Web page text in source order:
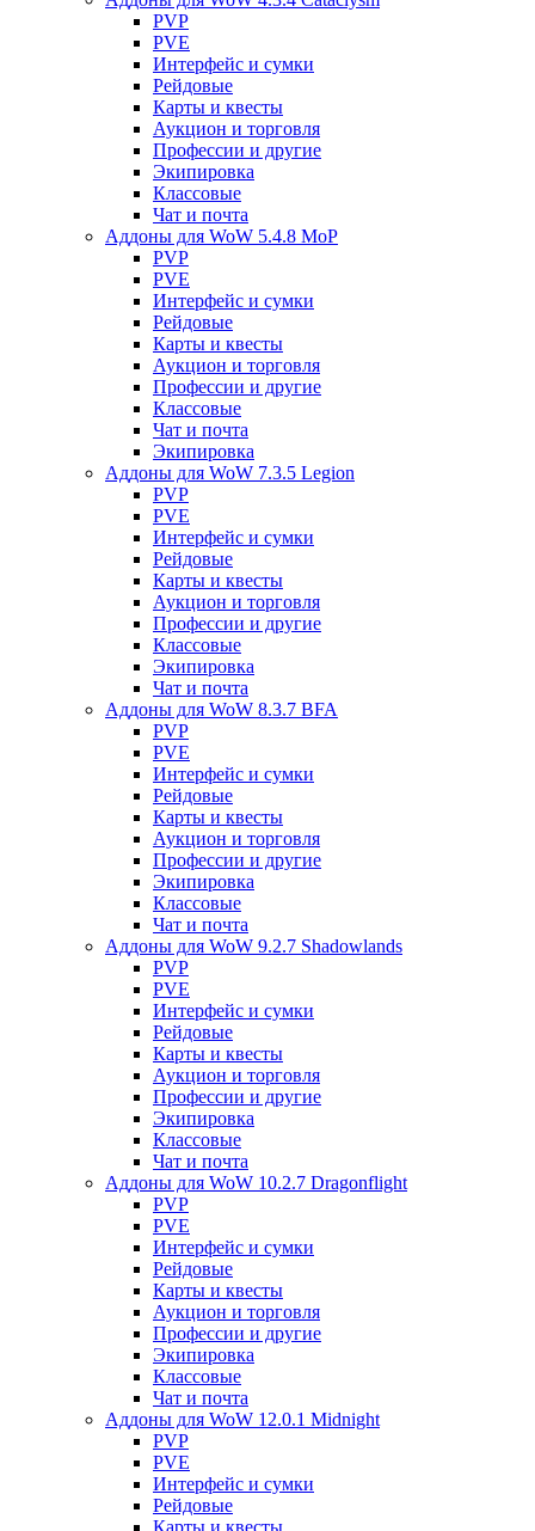
PVP
PVE
Интерфейс и сумки
Рейдовые
Карты и квесты
Аукцион и торговля
Профессии и другие
Экипировка
Классовые
Чат и почта
Аддоны для WoW 5.4.8 MoP
PVP
PVE
Интерфейс и сумки
Рейдовые
Карты и квесты
Аукцион и торговля
Профессии и другие
Классовые
Чат и почта
Экипировка
Аддоны для WoW 7.3.5 Legion
PVP
PVE
Интерфейс и сумки
Рейдовые
Карты и квесты
Аукцион и торговля
Профессии и другие
Классовые
Экипировка
Чат и почта
Аддоны для WoW 8.3.7 BFA
PVP
PVE
Интерфейс и сумки
Рейдовые
Карты и квесты
Аукцион и торговля
Профессии и другие
Экипировка
Классовые
Чат и почта
Аддоны для WoW 9.2.7 Shadowlands
PVP
PVE
Интерфейс и сумки
Рейдовые
Карты и квесты
Аукцион и торговля
Профессии и другие
Экипировка
Классовые
Чат и почта
Аддоны для WoW 10.2.7 Dragonflight
PVP
PVE
Интерфейс и сумки
Рейдовые
Карты и квесты
Аукцион и торговля
Профессии и другие
Экипировка
Классовые
Чат и почта
Аддоны для WoW 12.0.1 Midnight
PVP
PVE
Интерфейс и сумки
Рейдовые
Карты и квесты